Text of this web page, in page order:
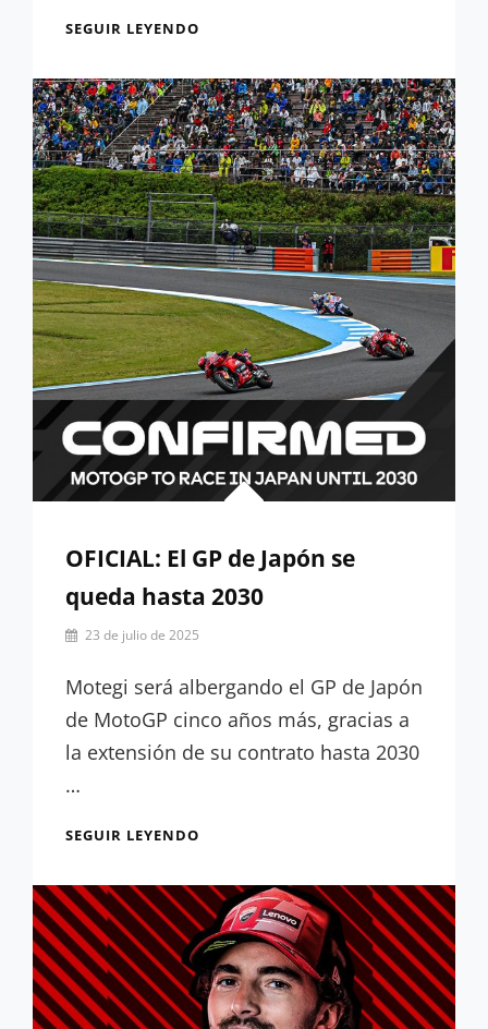
SEGUIR LEYENDO
SU
CALENDARIO
PARA
2026
OFICIAL: El GP de Japón se
queda hasta 2030
Por
Lora-
23 de julio de 2025
Motegi será albergando el GP de Japón
de MotoGP cinco años más, gracias a
la extensión de su contrato hasta 2030
…
SEGUIR LEYENDO
DE
JAPÓN
SE
QUEDA
HASTA
2030